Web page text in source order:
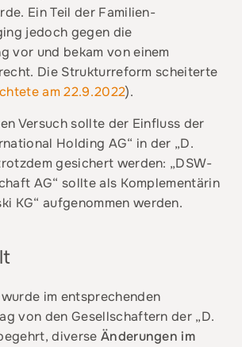
Ein Teil der Familien-
jedoch gegen die
vor und bekam von einem
Die Strukturreform scheiterte
am 22.9.2022).
Versuch sollte der Einfluss der
Holding AG“ in der „D.
gesichert werden: „DSW-
AG“ sollte als Komplementärin
KG“ aufgenommen werden.
im entsprechenden
von den Gesellschaftern der „D.
diverse Änderungen im